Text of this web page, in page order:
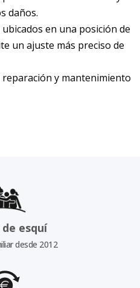
daños.
ubicados en una posición de
un ajuste más preciso de
reparación y mantenimiento
esquí
desde 2012